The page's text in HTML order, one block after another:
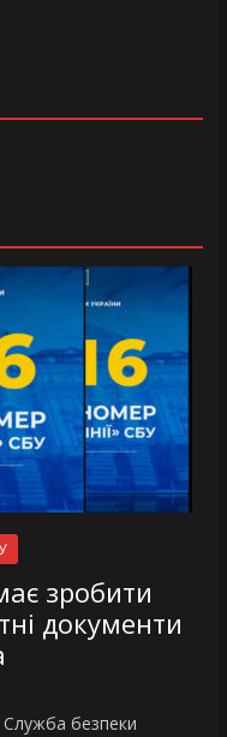
зробити
документи
Служба безпеки